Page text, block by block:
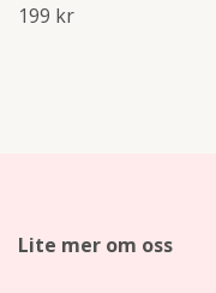
199 kr
Lite mer om oss